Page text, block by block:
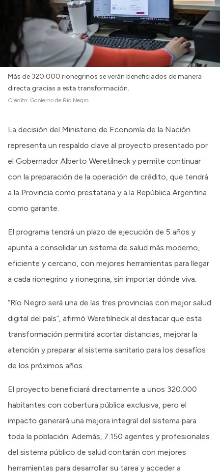
Más de 320.000 rionegrinos se verán beneficiados de manera
directa gracias a esta transformación.
Crédito: Gobierno de Río Negro
La decisión del Ministerio de Economía de la Nación
representa un respaldo clave al proyecto presentado por
el Gobernador Alberto Weretilneck y permite continuar
con la preparación de la operación de crédito, que tendrá
a la Provincia como prestataria y a la República Argentina
como garante.
El programa tendrá un plazo de ejecución de 5 años y
apunta a consolidar un sistema de salud más moderno,
eficiente y cercano, con mejores herramientas para llegar
a cada rionegrino y rionegrina, sin importar dónde viva.
“Río Negro será una de las tres provincias con mejor salud
digital del país”, afirmó Weretilneck al destacar que esta
transformación permitirá acortar distancias, mejorar la
atención y preparar al sistema sanitario para los desafíos
de los próximos años.
El proyecto beneficiará directamente a unos 320.000
habitantes con cobertura pública exclusiva, pero el
impacto generará una mejora integral del sistema para
toda la población. Además, 7.150 agentes y profesionales
del sistema público de salud contarán con mejores
herramientas para desarrollar su tarea y acceder a